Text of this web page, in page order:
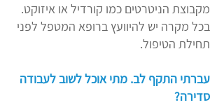
מקבוצת הניטרטים כמו קורדיל או איזוקט.
בכל מקרה יש להיוועץ ברופא המטפל לפני
תחילת הטיפול.
עברתי התקף לב. מתי אוכל לשוב לעבודה
סדירה?